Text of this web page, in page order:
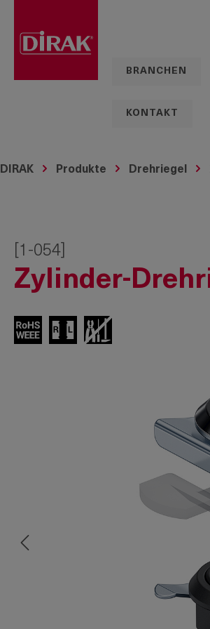
BRANCHEN
KONTAKT
DIRAK Produkte Drehriegel
[1-054]
Zylinder-